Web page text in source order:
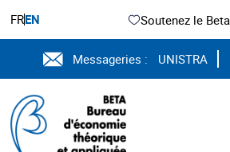
FREN Soutenez le Beta
Messageries : UNISTRA